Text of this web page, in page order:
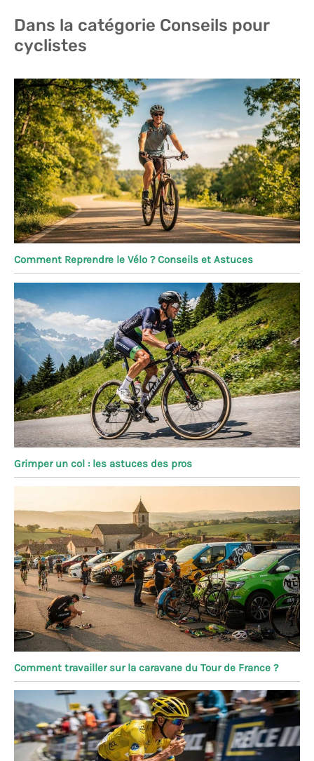
l'adresse e-mail indiquée.
Dans la catégorie Conseils pour
cyclistes
Comment Reprendre le Vélo ? Conseils et Astuces
Grimper un col : les astuces des pros
Comment travailler sur la caravane du Tour de France ?